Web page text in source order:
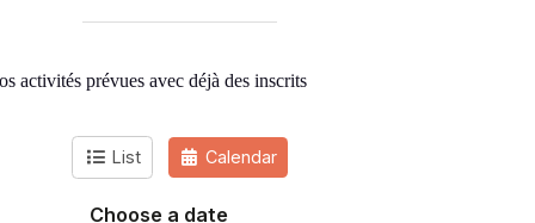
activités prévues avec déjà des inscrits